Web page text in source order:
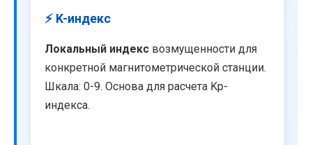
⚡ K-индекс
Локальный индекс возмущенности для
конкретной магнитометрической станции.
Шкала: 0-9. Основа для расчета Kp-
индекса.